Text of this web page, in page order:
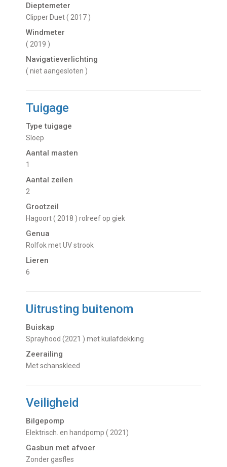
Dieptemeter
Clipper Duet ( 2017 )
Windmeter
( 2019 )
Navigatieverlichting
( niet aangesloten )
Tuigage
Type tuigage
Sloep
Aantal masten
1
Aantal zeilen
2
Grootzeil
Hagoort ( 2018 ) rolreef op giek
Genua
rolfok met UV strook
Lieren
6
Uitrusting buitenom
Buiskap
Sprayhood (2021 ) met kuilafdekking
Zeerailing
met schanskleed
Veiligheid
Bilgepomp
Elektrisch. en handpomp ( 2021)
Gasbun met afvoer
zonder gasfles